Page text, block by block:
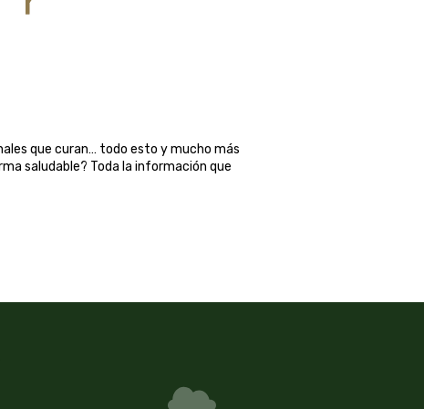
que curan… todo esto y mucho más
saludable? Toda la información que